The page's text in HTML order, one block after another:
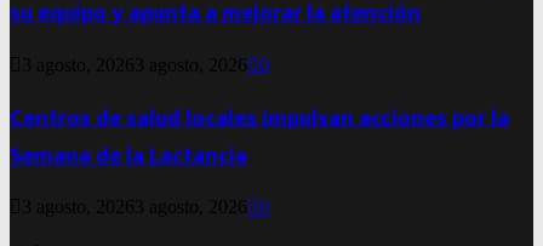
su equipo y apunta a mejorar la atención
3 agosto, 2026 3 agosto, 2026 0
Centros de salud locales impulsan acciones por la
Semana de la Lactancia
3 agosto, 2026 3 agosto, 2026 0